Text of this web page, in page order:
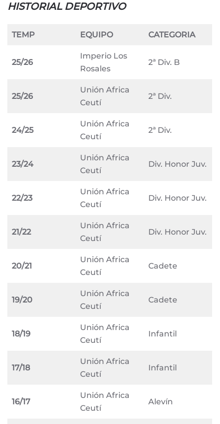
HISTORIAL DEPORTIVO
TEMP EQUIPO CATEGORIA
25/26
Imperio Los
Rosales
2ª Div. B
25/26
Unión Africa
Ceutí
2ª Div.
24/25
Unión Africa
Ceutí
2ª Div.
23/24
Unión Africa
Ceutí
Div. Honor Juv.
22/23
Unión Africa
Ceutí
Div. Honor Juv.
21/22
Unión Africa
Ceutí
Div. Honor Juv.
20/21
Unión Africa
Ceutí
Cadete
19/20
Unión Africa
Ceutí
Cadete
18/19
Unión Africa
Ceutí
Infantil
17/18
Unión Africa
Ceutí
Infantil
16/17
Unión Africa
Ceutí
Alevín